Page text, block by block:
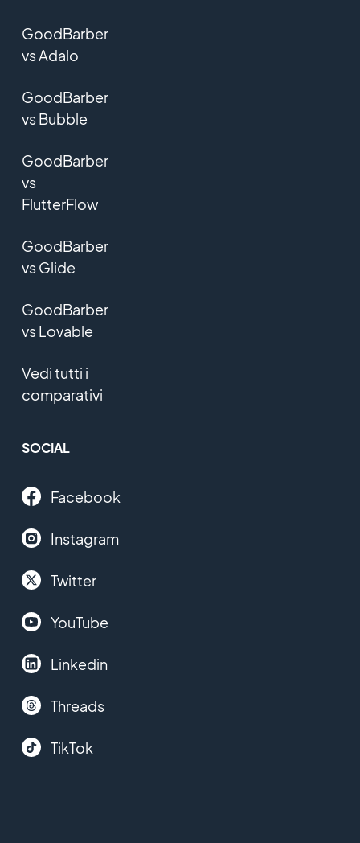
GoodBarber
vs Adalo
GoodBarber
vs Bubble
GoodBarber
vs
FlutterFlow
GoodBarber
vs Glide
GoodBarber
vs Lovable
Vedi tutti i
comparativi
SOCIAL
Facebook
Instagram
Twitter
YouTube
Linkedin
Threads
TikTok